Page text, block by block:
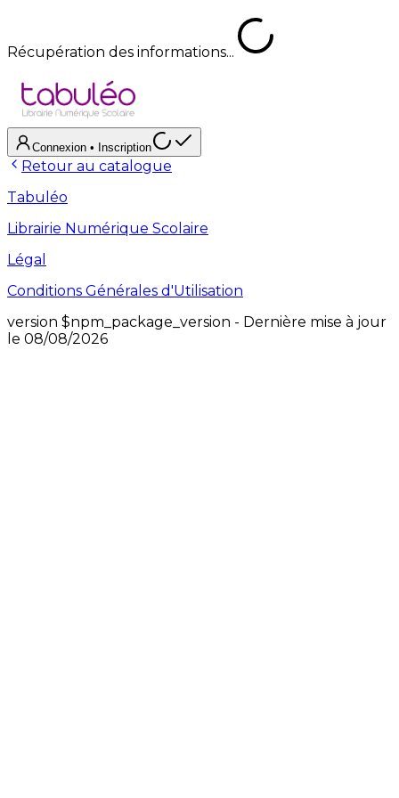
Récupération des informations...
Connexion • Inscription
Retour au catalogue
Tabuléo
Librairie Numérique Scolaire
Légal
Conditions Générales d'Utilisation
version $npm_package_version - Dernière mise à jour
le 08/08/2026